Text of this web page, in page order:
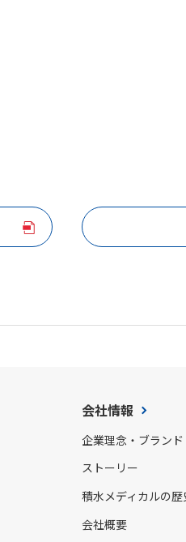
会社情報
企業理念・ブランド
ストーリー
積水メディカルの歴
会社概要